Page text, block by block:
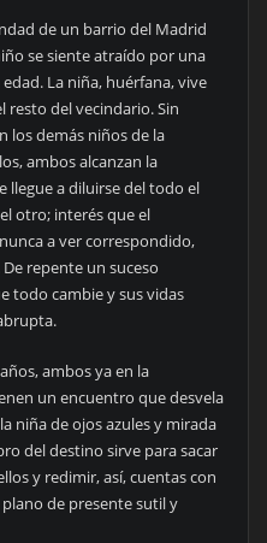
de un barrio del Madrid
se siente atraído por una
La niña, huérfana, vive
resto del vecindario. Sin
los demás niños de la
ambos alcanzan la
llegue a diluirse del todo el
otro; interés que el
a ver correspondido,
repente un suceso
todo cambie y sus vidas
ambos ya en la
un encuentro que desvela
niña de ojos azules y mirada
del destino sirve para sacar
y redimir, así, cuentas con
de presente sutil y